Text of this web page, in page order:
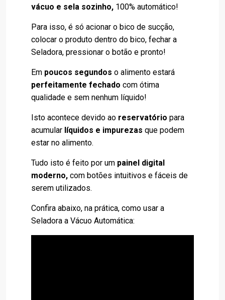
vácuo e sela sozinho, 100% automático!
Para isso, é só acionar o bico de sucção,
colocar o produto dentro do bico, fechar a
Seladora, pressionar o botão e pronto!
Em poucos segundos o alimento estará
perfeitamente fechado com ótima
qualidade e sem nenhum líquido!
Isto acontece devido ao reservatório para
acumular líquidos e impurezas que podem
estar no alimento.
Tudo isto é feito por um painel digital
moderno, com botões intuitivos e fáceis de
serem utilizados.
Confira abaixo, na prática, como usar a
Seladora a Vácuo Automática: